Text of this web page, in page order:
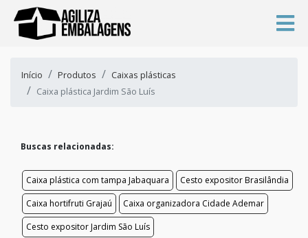
Início Produtos
Caixas plásticas
Caixa plástica Jardim São Luís
Buscas relacionadas:
Caixa plástica com tampa Jabaquara
Cesto expositor Brasilândia
Caixa hortifruti Grajaú
Caixa organizadora Cidade Ademar
Cesto expositor Jardim São Luís